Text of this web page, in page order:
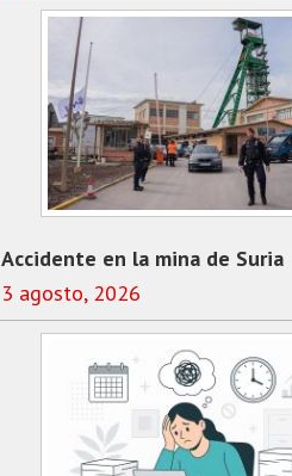
Accidente en la mina de Suria
3 agosto, 2026